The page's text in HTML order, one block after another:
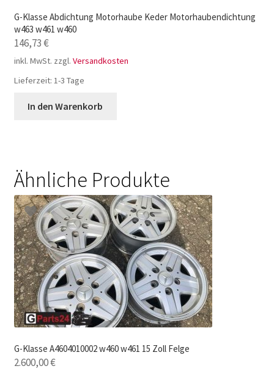
G-Klasse Abdichtung Motorhaube Keder Motorhaubendichtung
w463 w461 w460
146,73€
inkl. MwSt. zzgl. Versandkosten
Lieferzeit: 1-3 Tage
In den Warenkorb
Ähnliche Produkte
G-Klasse A4604010002 w460 w461 15 Zoll Felge
2.600,00€